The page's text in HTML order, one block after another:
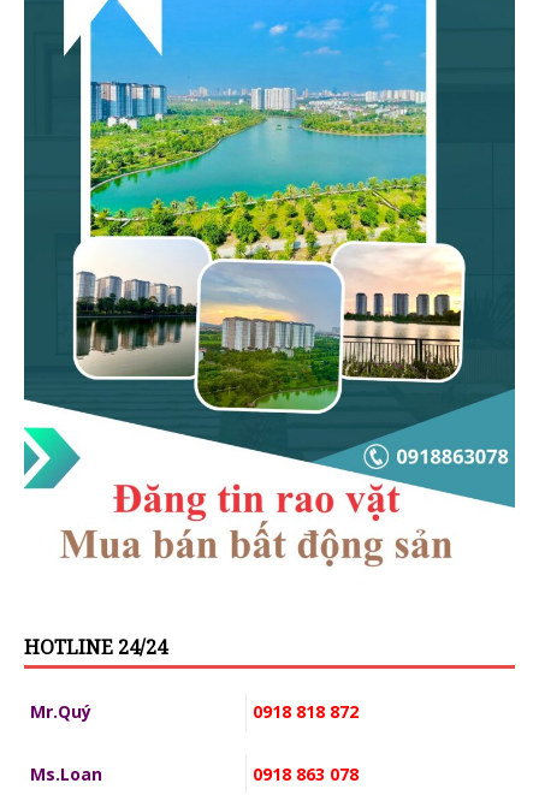
HOTLINE 24/24
Mr.Quý 0918 818 872
Ms.Loan 0918 863 078